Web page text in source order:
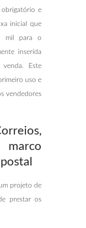
e
inicial que
mil para o
inserida
Este
uso e
vendedores
marco
projeto de
prestar os